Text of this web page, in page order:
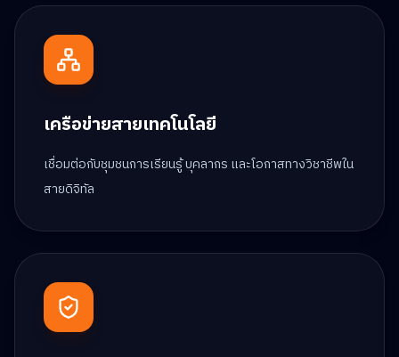
เครือข่ายสายเทคโนโลยี
เชื่อมต่อกับชุมชนการเรียนรู้ บุคลากร และโอกาสทางวิชาชีพใน
สายดิจิทัล